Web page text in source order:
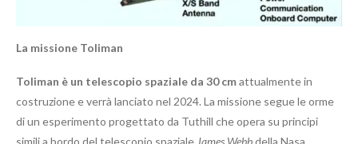
La missione Toliman
Toliman è un telescopio spaziale da 30 cmattualmente in
costruzione e verrà lanciato nel 2024. La missione segue le orme
di un esperimento progettato da Tuthill che opera su principi
simili a bordo del telescopio spaziale James Webbdella Nasa.